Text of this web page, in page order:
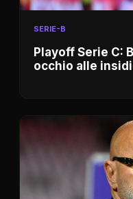
SERIE-B
Playoff Serie C:
occhio alle